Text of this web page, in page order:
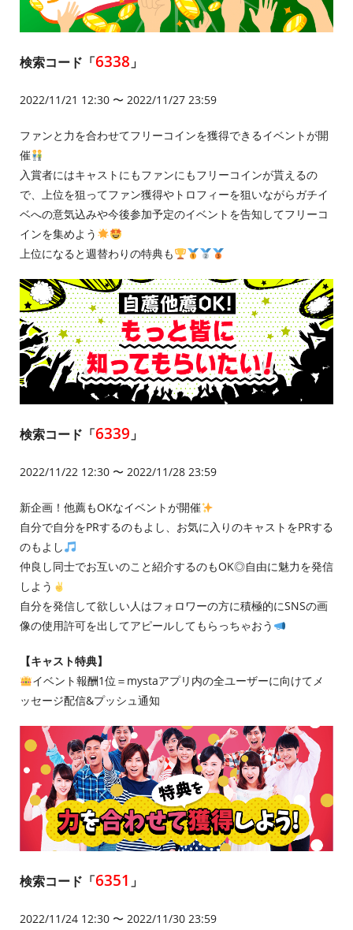
検索コード「6338 」
2022/11/21 12:30 〜 2022/11/27 23:59
ファンと力を合わせてフリーコインを獲得できるイベントが開
催
入賞者にはキャストにもファンにもフリーコインが貰えるの
で、上位を狙ってファン獲得やトロフィーを狙いながらガチイ
ベへの意気込みや今後参加予定のイベントを告知してフリーコ
インを集めよう
上位になると週替わりの特典も
検索コード「6339 」
2022/11/22 12:30 〜 2022/11/28 23:59
新企画！他薦もOKなイベントが開催
自分で自分をPRするのもよし、お気に入りのキャストをPRする
のもよし
仲良し同士でお互いのこと紹介するのもOK◎自由に魅力を発信
しよう
自分を発信して欲しい人はフォロワーの方に積極的にSNSの画
像の使用許可を出してアピールしてもらっちゃおう
【キャスト特典】
イベント報酬1位＝mystaアプリ内の全ユーザーに向けてメ
ッセージ配信&プッシュ通知
検索コード「6351」
2022/11/24 12:30 〜 2022/11/30 23:59